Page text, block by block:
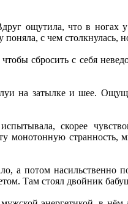
ощутила, что в ногах у
с чем столкнулась,
сбросить с себя
на затылке и шее.
скорее
монотонную странность,
а потом насильственно
Там стоял двойник